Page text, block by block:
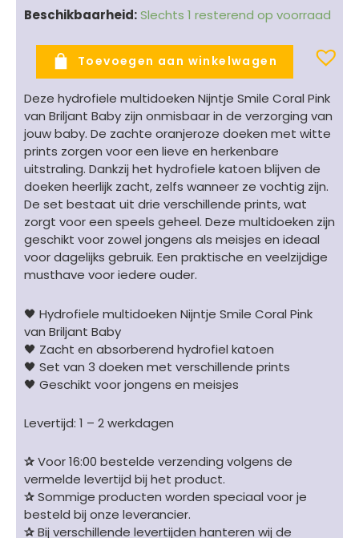
Beschikbaarheid:Slechts 1 resterend op voorraad
Briljant
hydrofiele
multidoeken
Coral
Pink
3
stuks
-
Nijntjeprint
oranjeroze
-
70
x
70
aantal
Toevoegen aan winkelwagen
Deze hydrofiele multidoeken Nijntje Smile Coral Pink
van Briljant Baby zijn onmisbaar in de verzorging van
jouw baby. De zachte oranjeroze doeken met witte
prints zorgen voor een lieve en herkenbare
uitstraling. Dankzij het hydrofiele katoen blijven de
doeken heerlijk zacht, zelfs wanneer ze vochtig zijn.
De set bestaat uit drie verschillende prints, wat
zorgt voor een speels geheel. Deze multidoeken zijn
geschikt voor zowel jongens als meisjes en ideaal
voor dagelijks gebruik. Een praktische en veelzijdige
musthave voor iedere ouder.
🖤 Hydrofiele multidoeken Nijntje Smile Coral Pink
van Briljant Baby
🖤 Zacht en absorberend hydrofiel katoen
🖤 Set van 3 doeken met verschillende prints
🖤 Geschikt voor jongens en meisjes
Levertijd: 1 – 2 werkdagen
✰Voor 16:00 bestelde verzending volgens de
vermelde levertijd bij het product.
✰Sommige producten worden speciaal voor je
besteld bij onze leverancier.
✰Bij verschillende levertijden hanteren wij de